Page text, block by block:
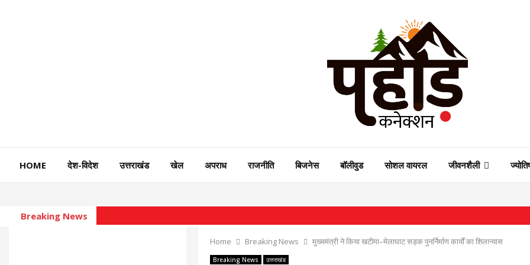
HOME देश-विदेश उत्तराखंड खेल अपराध राजनीति बिजनेस बॉलीवुड सोशल वायरल जीवनशैली
Breaking News ⇝
Home Breaking News मुख्यमंत्री ने किया खटीमा–मेलाघाट सड़क पुनर्निर्माण कार्यों का शिलान्यास
Breaking News उत्तराखंड